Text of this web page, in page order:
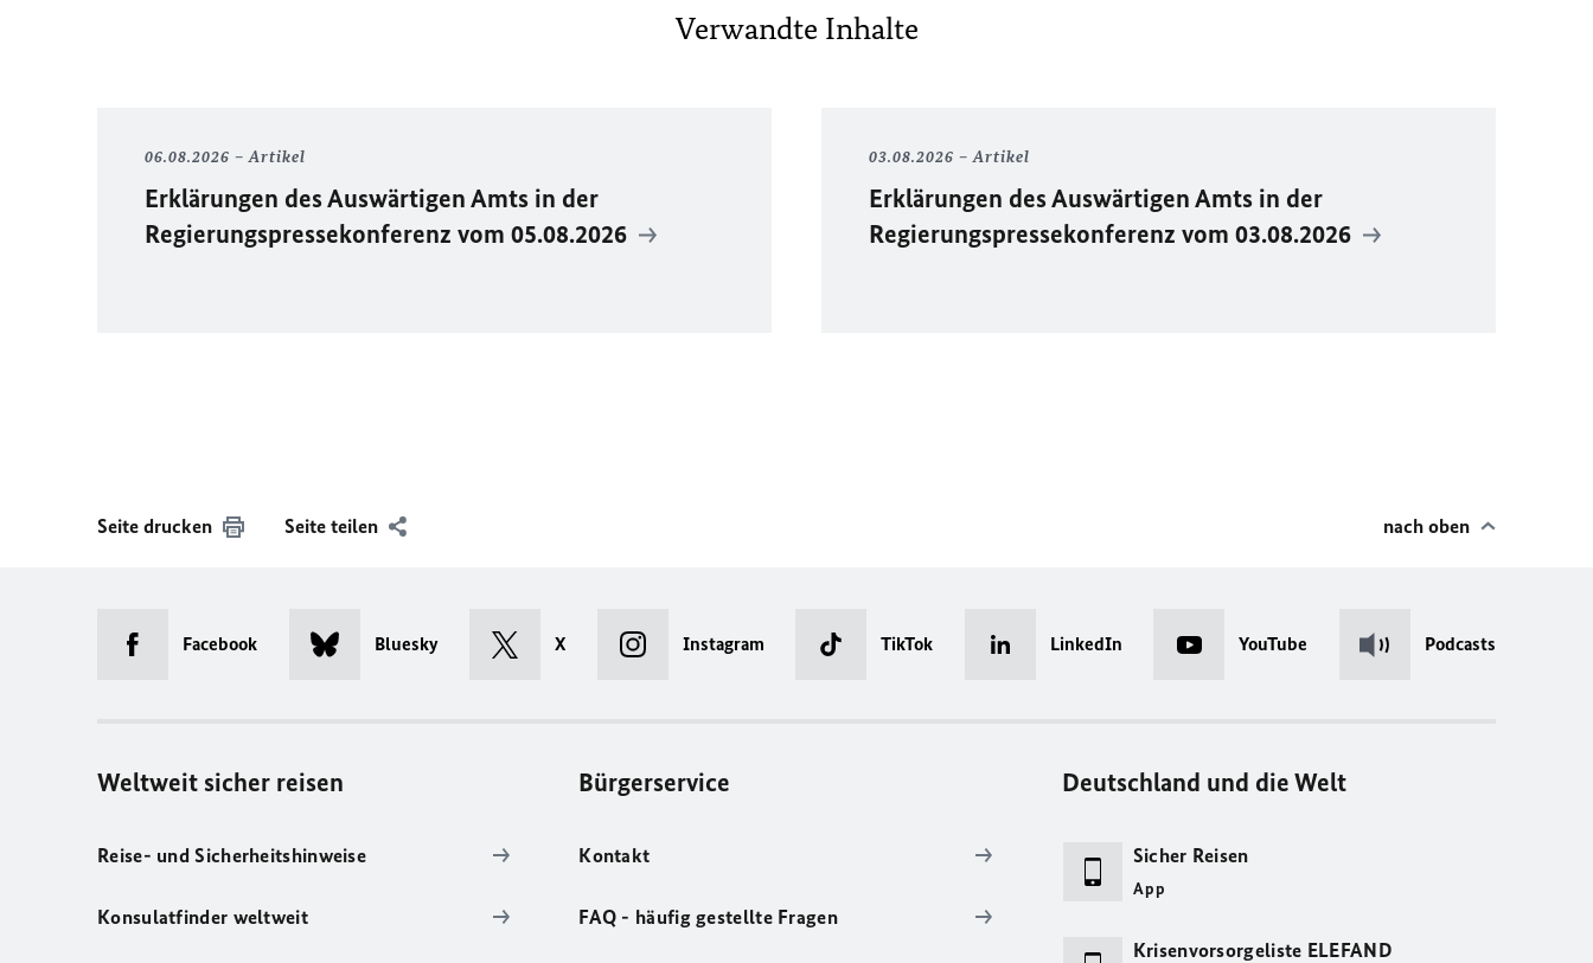
Verwandte Inhalte
06.08.2026 Artikel
Erklärungen des Auswärtigen Amts in der
Regierungspressekonferenz vom 05.08.2026
03.08.2026 Artikel
Erklärungen des Auswärtigen Amts in der
Regierungspressekonferenz vom 03.08.2026
Seite drucken Seite teilen nach oben
Facebook Bluesky X Instagram TikTok LinkedIn YouTube Podcasts
Weltweit sicher reisen
Reise- und Sicherheitshinweise
Konsulatfinder weltweit
Bürgerservice
Kontakt
FAQ - häufig gestellte Fragen
Deutschland und die Welt
Sicher Reisen
App
Krisenvorsorgeliste ELEFAND